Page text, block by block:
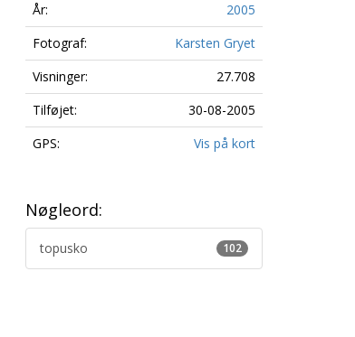
År:
2005
Fotograf:
Karsten Gryet
Visninger:
27.708
Tilføjet:
30-08-2005
GPS:
Vis på kort
Nøgleord:
102
topusko